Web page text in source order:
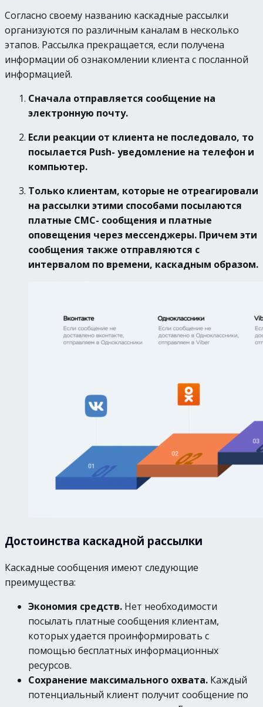
Согласно своему названию каскадные рассылки
организуются по различным каналам в несколько
этапов. Рассылка прекращается, если получена
информации об ознакомлении клиента с посланной
информацией.
Сначала отправляется сообщение на
электронную почту.
Если реакции от клиента не последовало, то
посылается Push- уведомление на телефон и
компьютер.
Только клиентам, которые не отреагировали
на рассылки этими способами посылаются
платные СМС- сообщения и платные
оповещения через мессенджеры. Причем эти
сообщения также отправляются с
интервалом по времени, каскадным образом.
Достоинства каскадной рассылки
Каскадные сообщения имеют следующие
преимущества:
Экономия средств. Нет необходимости
посылать платные сообщения клиентам,
которых удается проинформировать с
помощью бесплатных информационных
ресурсов.
Сохранение максимального охвата. Каждый
потенциальный клиент получит сообщение по